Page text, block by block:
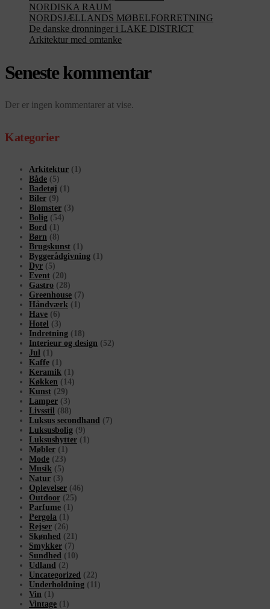
NORDISKA RAUM
NORDSJÆLLANDS MØBELFORRETNING
De danske dronninger i LAKE DISTRICT
Arkitektur med omtanke
Seneste kommentar
Der er ingen kommentarer at vise.
Kategorier
Arkitektur (1)
Både (5)
Badetøj (1)
Biler (9)
Blomster (3)
Bolig (54)
Bord (1)
Børn (8)
Brugskunst (1)
Byggerådgivning (1)
Dyr (5)
Event (20)
Gastro (28)
Greenhouse (7)
Håndværk (1)
Have (6)
Hotel (3)
Indretning (18)
Interieur og design (52)
Jul (1)
Kaffe (1)
Keramik (1)
Køkken (14)
Kunst (29)
Lamper (3)
Livsstil (88)
Luksus secondhand (7)
Luksusbolig (9)
Luksushytter (1)
Møbler (1)
Mode (23)
Musik (5)
Natur (3)
Oplevelser (46)
Outdoor (25)
Parfume (1)
Pergola (1)
Rejser (26)
Skønhed (21)
Smykker (7)
Sundhed (10)
Udland (2)
Uncategorized (22)
Underholdning (11)
Vin (1)
Vintage (1)